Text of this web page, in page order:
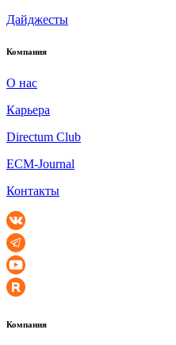
Дайджесты
Компания
О нас
Карьера
Directum Club
ECM-Journal
Контакты
Компания